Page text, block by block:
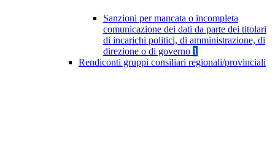
Sanzioni per mancata o incompleta
comunicazione dei dati da parte dei titolari
di incarichi politici, di amministrazione, di
direzione o di governo 1
Rendiconti gruppi consiliari regionali/provinciali